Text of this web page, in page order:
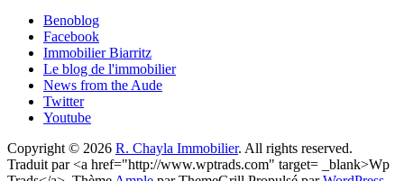
Benoblog
Facebook
Immobilier Biarritz
Le blog de l'immobilier
News from the Aude
Twitter
Youtube
Copyright © 2026 R. Chayla Immobilier. All rights reserved.
Traduit par <a href="http://www.wptrads.com" target= _blank>Wp